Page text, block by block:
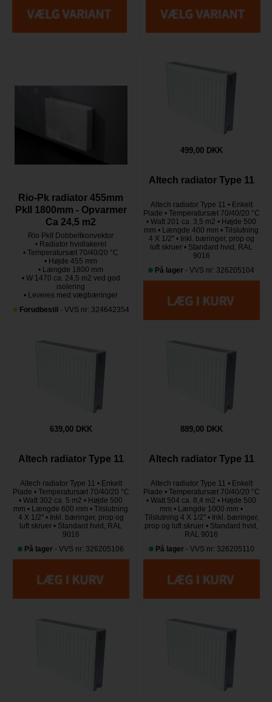
Rio-Pk radiator 455mm
PkII 1800mm - Opvarmer
Ca 24,5 m2
Rio PkII Dobbeltkonvektor
• Radiator hvidlakeret
• Temperatursæt 70/40/20 °C
• Højde 455 mm
• Længde 1800 mm
• W 1470 ca. 24,5 m2 ved god
isolering
• Leveres med vægbæringer
Forudbestil- VVS nr: 324642354
499,00 DKK
Altech radiator Type 11
Altech radiator Type 11 • Enkelt
Plade • Temperatursæt 70/40/20 °C
• Watt 201 ca. 3,5 m2 • Højde 500
mm • Længde 400 mm • Tilslutning
4 X 1/2" • Inkl. bæringer, prop og
luft skruer • Standard hvid, RAL
9016
På lager - VVS nr: 326205104
639,00 DKK
Altech radiator Type 11
Altech radiator Type 11 • Enkelt
Plade • Temperatursæt 70/40/20 °C
• Watt 302 ca. 5 m2 • Højde 500
mm • Længde 600 mm • Tilslutning
4 X 1/2" • Inkl. bæringer, prop og
luft skruer • Standard hvid, RAL
9016
På lager - VVS nr: 326205106
889,00 DKK
Altech radiator Type 11
Altech radiator Type 11 • Enkelt
Plade • Temperatursæt 70/40/20 °C
• Watt 504 ca. 8,4 m2 • Højde 500
mm • Længde 1000 mm •
Tilslutning 4 X 1/2" • Inkl. bæringer,
prop og luft skruer • Standard hvid,
RAL 9016
På lager - VVS nr: 326205110